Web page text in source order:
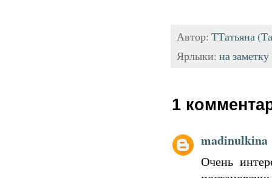
Автор: ТТатьяна
Ярлыки: на заметку
1
madinulkina
Очень